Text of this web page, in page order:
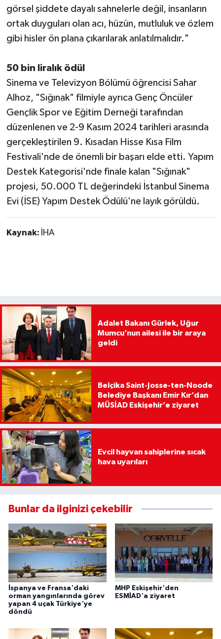
görsel şiddete dayalı sahnelerle değil, insanların
ortak duyguları olan acı, hüzün, mutluluk ve özlem
gibi hisler ön plana çıkarılarak anlatılmalıdır."
50 bin liralık ödül
Sinema ve Televizyon Bölümü öğrencisi Sahar
Alhoz, "Sığınak" filmiyle ayrıca Genç Öncüler
Gençlik Spor ve Eğitim Derneği tarafından
düzenlenen ve 2-9 Kasım 2024 tarihleri arasında
gerçekleştirilen 9. Kısadan Hisse Kısa Film
Festivali'nde de önemli bir başarı elde etti. Yapım
Destek Kategorisi'nde finale kalan "Sığınak"
projesi, 50.000 TL değerindeki İstanbul Sinema
Evi (İSE) Yapım Destek Ödülü'ne layık görüldü.
Kaynak: İHA
Adalet Bakanı Gürlek, Uğur
Mumcu’nun ailesi ile bir araya
geldi
Belçika Saint-Josse-ten-Noode
Belediye Başkanı Emir Kır’dan
MÜSİAD Eskişehir’e ziyaret
Evcil hayvan sahiplerine sıcak
hava uyarıları
Bunlar da ilginizi çekebilir
İspanya ve Fransa'daki
orman yangınlarında görev
yapan 4 uçak Türkiye'ye
döndü
MHP Eskişehir'den
ESMİAD'a ziyaret